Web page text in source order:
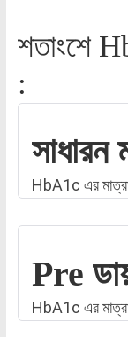
শতাংশে
:
সাধারন
HbA1c এর
Pre
HbA1c এর